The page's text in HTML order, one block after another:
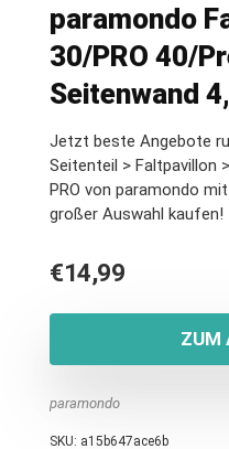
paramondo
30/PRO 40/
Seitenwand
Jetzt beste Angebote
Seitenteil > Faltpavillon
PRO von paramondo
großer Auswahl kaufen!
€14,99
ZUM
paramondo
SKU: a15b647ace6b